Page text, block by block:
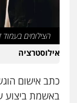
הצילומים בעמוד זה בהתאם
אילוסטרציה
כתב אישום
באשמת ביצוע